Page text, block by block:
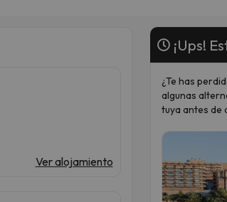
Ver alojamiento
¡Ups!
¿Te has
algunas
tuya antes de